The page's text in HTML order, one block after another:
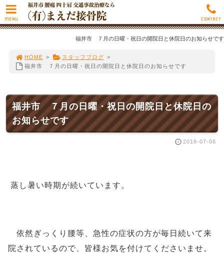
福井市 ７月の日曜・祝日の開院日と休院日のお知らせです
HOME > スタッフブログ >
福井市 ７月の日曜・祝日の開院日と休院日のお知らせです
福井市 ７月の日曜・祝日の開院日と休院日の
お知らせです
2016-07-06
蒸し暑い時期が続いています。
依然ぎっくり腰等、急性の症状の方が毎日続いて来
院されているので、皆様お気を付けてくださいませ。
MENU CONTACT